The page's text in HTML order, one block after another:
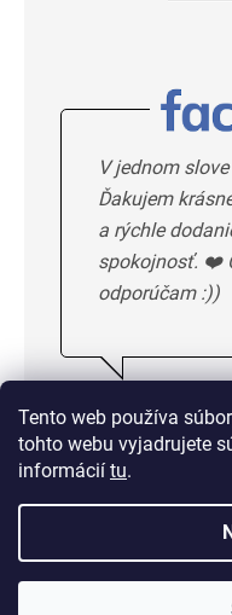
Tento web používa
tohto webu vyjadrujete
informácií tu.
V jednom
Ďakujem
a rýchle
spokojnosť. ❤️
odporúčam :))